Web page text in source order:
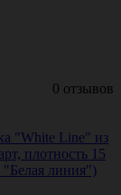
0 отзывов
"White Line" из
плотность 15
линия")